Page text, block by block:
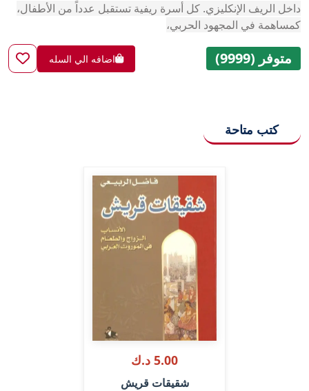
داخل الريف الإنكليزي. كل أسرة ريفية تستقبل عدداً من الأطفال،
كمساهمة في المجهود الحربي،
متوفر (9999) اضافه الي السله
كتب متاحة
5.00 د.ك
شقيقات قريش